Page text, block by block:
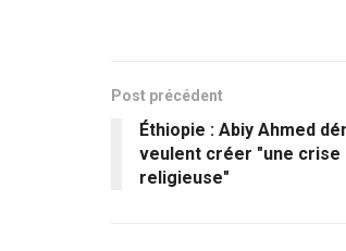
Post précédent
Éthiopie : Abiy Ahmed
veulent créer "une crise
religieuse"